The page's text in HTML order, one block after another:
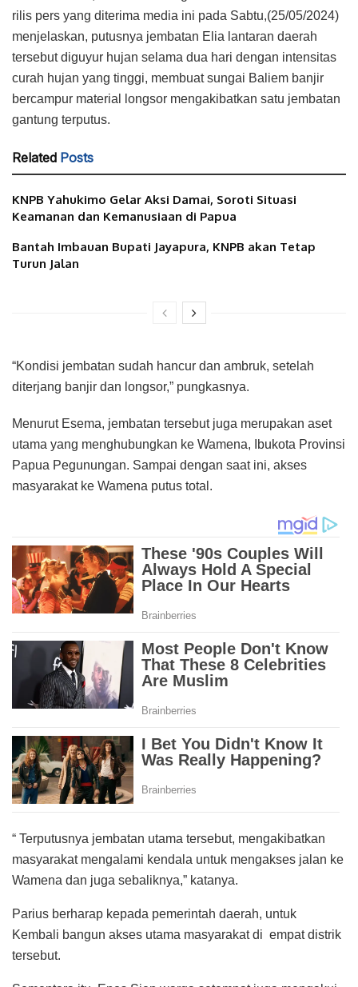
rilis pers yang diterima media ini pada Sabtu,(25/05/2024)
menjelaskan, putusnya jembatan Elia lantaran daerah
tersebut diguyur hujan selama dua hari dengan intensitas
curah hujan yang tinggi, membuat sungai Baliem banjir
bercampur material longsor mengakibatkan satu jembatan
gantung terputus.
Related Posts
KNPB Yahukimo Gelar Aksi Damai, Soroti Situasi
Keamanan dan Kemanusiaan di Papua
Bantah Imbauan Bupati Jayapura, KNPB akan Tetap
Turun Jalan
“Kondisi jembatan sudah hancur dan ambruk, setelah
diterjang banjir dan longsor,” pungkasnya.
Menurut Esema, jembatan tersebut juga merupakan aset
utama yang menghubungkan ke Wamena, Ibukota Provinsi
Papua Pegunungan. Sampai dengan saat ini, akses
masyarakat ke Wamena putus total.
“ Terputusnya jembatan utama tersebut, mengakibatkan
masyarakat mengalami kendala untuk mengakses jalan ke
Wamena dan juga sebaliknya,” katanya.
Parius berharap kepada pemerintah daerah, untuk
Kembali bangun akses utama masyarakat di empat distrik
tersebut.